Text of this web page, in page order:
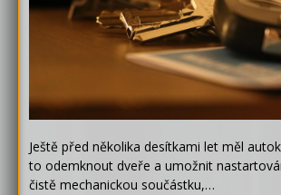
Ještě před několika desítkami let měl
to odemknout dveře a umožnit
čistě mechanickou součástku,…